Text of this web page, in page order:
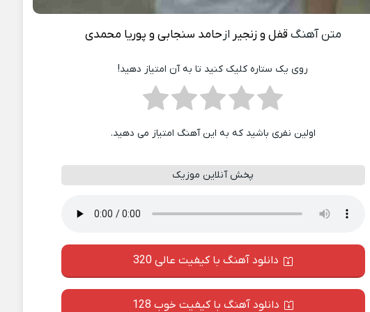
متن آهنگ قفل و زنجیر ازحامد سنجابی و پوریا محمدی
روی یک ستاره کلیک کنید تا به آن امتیاز دهید!
اولین نفری باشید که به این آهنگ امتیاز می دهید.
پخش آنلاین موزیک
دانلود آهنگ با کیفیت عالی 320
دانلود آهنگ با کیفیت خوب 128